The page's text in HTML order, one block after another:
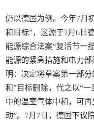
仍以德国为例。今年7月
和目标”，这源于7月6日
能源综合法案“复活节一
能源的紧急措施和电力
明：决定将草案第一部
和”目标删除，代之以“
中的温室气体中和，可
动”。7月7日，德国下议